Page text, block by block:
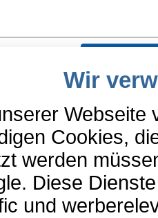
*Schulte-Hauptkatalog,
Wir
Webseite
Cookies,
werden
Diese
und